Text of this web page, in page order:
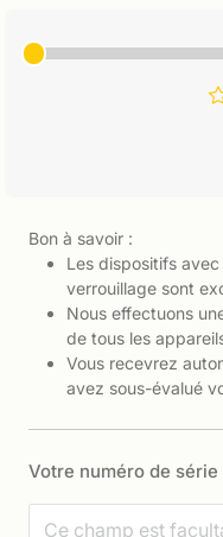
Bon à savoir :
Les dispositifs
verrouillage sont
Nous effectuons
de tous les
Vous recevrez
avez sous-évalué
Votre numéro de série